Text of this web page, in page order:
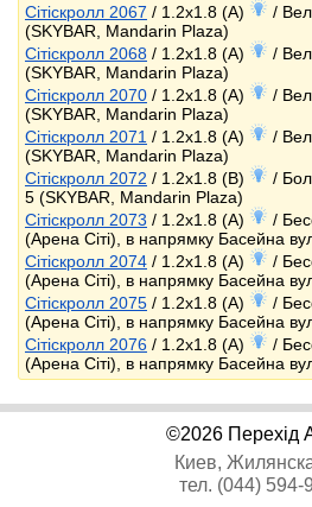
Сітіскролл 2067 / 1.2x1.8 (A)
/
(SKYBAR, Mandarin Plaza)
Сітіскролл 2068 / 1.2x1.8 (A)
/
(SKYBAR, Mandarin Plaza)
Сітіскролл 2070 / 1.2x1.8 (A)
/
(SKYBAR, Mandarin Plaza)
Сітіскролл 2071 / 1.2x1.8 (A)
/
(SKYBAR, Mandarin Plaza)
Сітіскролл 2072 / 1.2x1.8 (B)
/
5 (SKYBAR, Mandarin Plaza)
Сітіскролл 2073 / 1.2x1.8 (A)
/
(Арена Сіті), в напрямку Басейна
Сітіскролл 2074 / 1.2x1.8 (A)
/
(Арена Сіті), в напрямку Басейна
Сітіскролл 2075 / 1.2x1.8 (A)
/
(Арена Сіті), в напрямку Басейна
Сітіскролл 2076 / 1.2x1.8 (A)
/
(Арена Сіті), в напрямку Басейна
©2026 Перехід
Киев,
тел. (044) 594-